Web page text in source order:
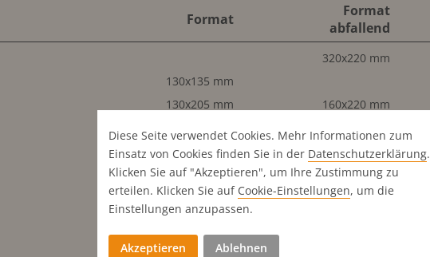
Format
Format
abfallend
320x220 mm
130x135 mm
130x205 mm 160x220 mm
130x100 mm
320x108 mm
160x108 mm
63x205 mm
130x65 mm
Diese Seite verwendet Cookies. Mehr Informationen zum
Einsatz von Cookies finden Sie in der Datenschutz­erklärung.
Klicken Sie auf "Akzeptieren", um Ihre Zustimmung zu
erteilen. Klicken Sie auf Cookie-Einstellungen, um die
Einstellungen anzupassen.
Akzeptieren Ablehnen